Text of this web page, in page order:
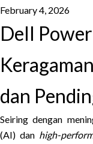
February 4, 2026
Dell
dan
Seiring dengan
(AI) dan high-